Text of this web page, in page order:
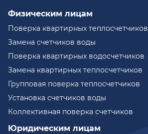
Физическим лицам
Поверка квартирных теплосчетчиков
Замена счетчиков воды
Поверка квартирных водосчетчиков
Замена квартирных теплосчетчиков
Групповая поверка теплосчетчиков
Установка счетчиков воды
Коллективная поверка счетчиков
Юридическим лицам